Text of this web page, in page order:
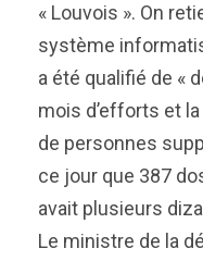
« Louvois ». On
système
a été qualifié de «
mois d’efforts et
de personnes
ce jour que 387
avait plusieurs
Le ministre de la